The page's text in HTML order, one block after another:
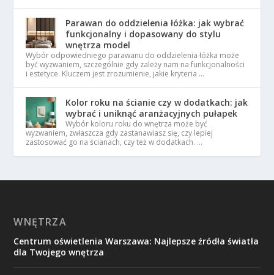
Parawan do oddzielenia łóżka: jak wybrać
funkcjonalny i dopasowany do stylu
wnętrza model
Wybór odpowiedniego parawanu do oddzielenia łóżka może
być wyzwaniem, szczególnie gdy zależy nam na funkcjonalności
i estetyce. Kluczem jest zrozumienie, jakie kryteria …
Kolor roku na ścianie czy w dodatkach: jak
wybrać i uniknąć aranżacyjnych pułapek
Wybór koloru roku do wnętrza może być
wyzwaniem, zwłaszcza gdy zastanawiasz się, czy lepiej
zastosować go na ścianach, czy też w dodatkach. …
WNĘTRZA
Centrum oświetlenia Warszawa: Najlepsze źródła światła
dla Twojego wnętrza